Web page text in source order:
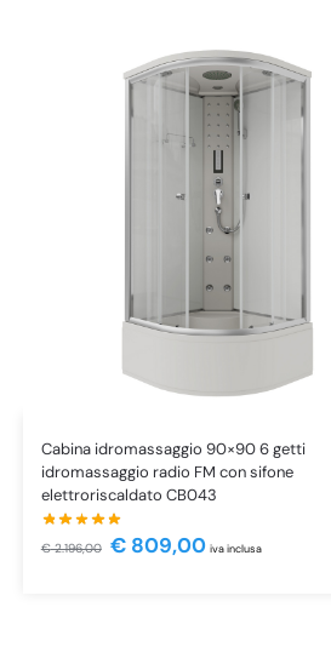
Cabina idromassaggio 90×90 6 getti
idromassaggio radio FM con sifone
elettroriscaldato CB043
€2.196,00 €809,00 iva inclusa